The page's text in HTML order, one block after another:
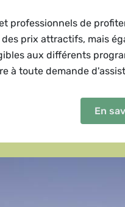
professionnels de
prix attractifs, mais
aux différents
à toute demande
En